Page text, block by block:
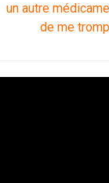
un autre
de me